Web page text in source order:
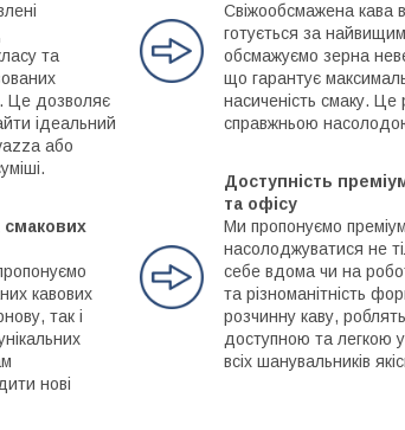
та
Це дозволяє
ідеальний
або
смакових
кавових
так і
нові
Свіжообсмажена кава
готується за
обсмажуємо зерна
що гарантує
насиченість смаку.
справжньою
Доступність
та офісу
Ми пропонуємо
насолоджуватися не
себе вдома чи на
та різноманітність
розчинну каву,
доступною та легкою
всіх шанувальників